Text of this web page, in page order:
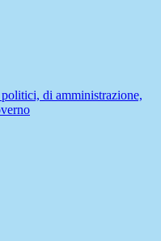
di amministrazione,